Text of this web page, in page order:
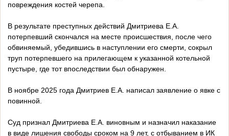
повреждения костей черепа.
В результате преступных действий Дмитриева Е.А.
потерпевший скончался на месте происшествия, после чего
обвиняемый, убедившись в наступлении его смерти, сокрыл
труп потерпевшего на прилегающем к указанной котельной
пустыре, где тот впоследствии был обнаружен.
В ноябре 2025 года Дмитриев Е.А. написал заявление о явке с
повинной.
Суд признал Дмитриева Е.А. виновным и назначил наказание
в виде лишения свободы сроком на 9 лет, с отбыванием в ИК